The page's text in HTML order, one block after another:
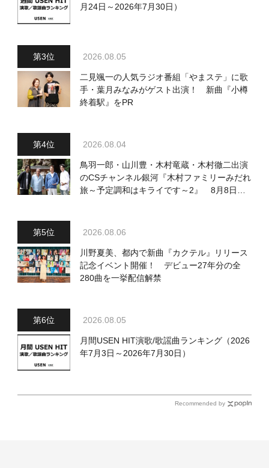
月24日～2026年7月30日）
2026.08.05
二見颯一の人気ラジオ番組「やまステ」に歌
手・葉月みなみがゲスト出演！ 新曲『小樽
終着駅』をPR
2026.08.04
鳥羽一郎・山川豊・木村竜蔵・木村徹二出演
のCSチャンネル銀河『木村ファミリーみだれ
旅～予定調和はキライです～2』 8月8日
2026.08.06
川野夏美、都内で新曲『カクテル』リリース
記念イベント開催！ デビュー27年分の全
280曲を一挙配信解禁
2026.08.05
月間USEN HIT演歌/歌謡曲ランキング（2026
年7月3日～2026年7月30日）
Recommended by